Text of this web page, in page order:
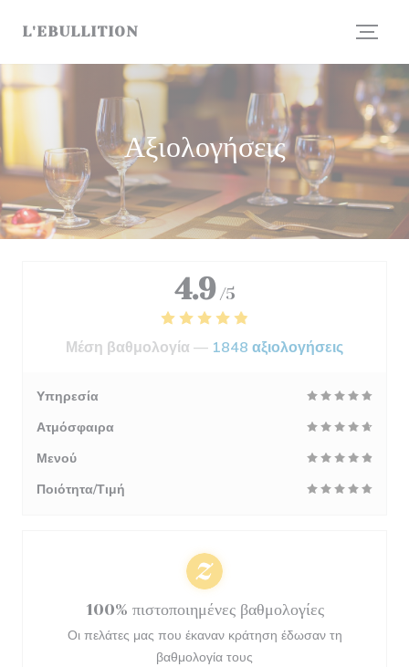
L'EBULLITION
Αξιολογήσεις
4.9 /5
Μέση βαθμολογία — 1848 αξιολογήσεις
Υπηρεσία
Ατμόσφαιρα
Μενού
Ποιότητα/Τιμή
100% πιστοποιημένες βαθμολογίες
Οι πελάτες μας που έκαναν κράτηση έδωσαν τη
βαθμολογία τους